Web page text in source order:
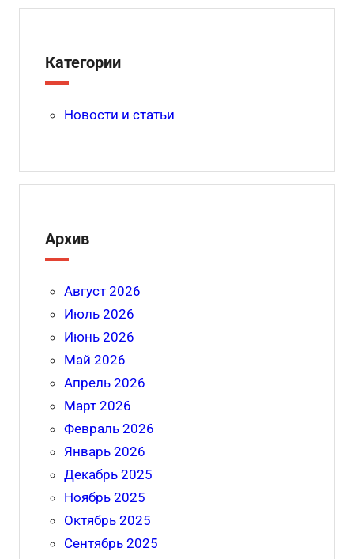
Категории
Новости и статьи
Архив
Август 2026
Июль 2026
Июнь 2026
Май 2026
Апрель 2026
Март 2026
Февраль 2026
Январь 2026
Декабрь 2025
Ноябрь 2025
Октябрь 2025
Сентябрь 2025